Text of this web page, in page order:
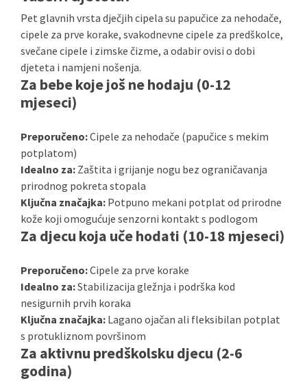
Pet glavnih vrsta dječjih cipela su papučice za nehodače,
cipele za prve korake, svakodnevne cipele za predškolce,
svečane cipele i zimske čizme, a odabir ovisi o dobi
djeteta i namjeni nošenja.
Za bebe koje još ne hodaju (0-12
mjeseci)
Preporučeno:Cipele za nehodače (papučice s mekim
potplatom)
Idealno za: Zaštita i grijanje nogu bez ograničavanja
prirodnog pokreta stopala
Ključna značajka: Potpuno mekani potplat od prirodne
kože koji omogućuje senzorni kontakt s podlogom
Za djecu koja uče hodati (10-18 mjeseci)
Preporučeno:Cipele za prve korake
Idealno za:Stabilizacija gležnja i podrška kod
nesigurnih prvih koraka
Ključna značajka: Lagano ojačan ali fleksibilan potplat
s protukliznom površinom
Za aktivnu predškolsku djecu (2-6
godina)